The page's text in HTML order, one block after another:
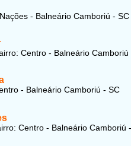
- Balneário Camboriú - SC
Centro - Balneário Camboriú
- Balneário Camboriú - SC
Centro - Balneário Camboriú